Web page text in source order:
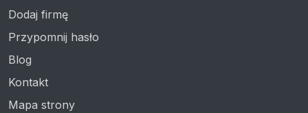
Dodaj firmę
Przypomnij hasło
Blog
Kontakt
Mapa strony